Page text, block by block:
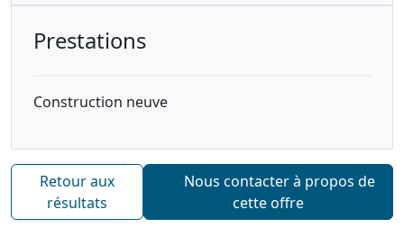
Prestations
Construction neuve
Retour aux
résultats
Nous contacter à propos de
cette offre